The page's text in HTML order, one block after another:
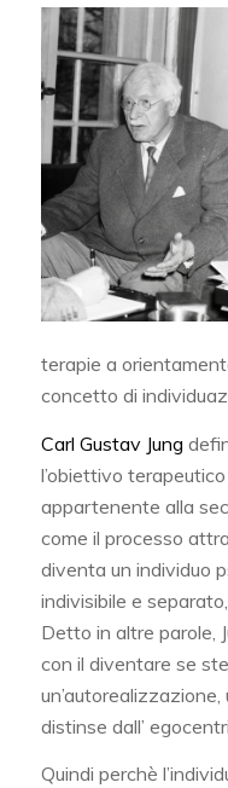
terapie a
concetto di
Carl Gustav Jung
l’obiettivo
appartenente alla
come il processo
diventa un individuo
indivisibile e
Detto in altre parole,
con il diventare se
distinse dall’
Quindi perchè